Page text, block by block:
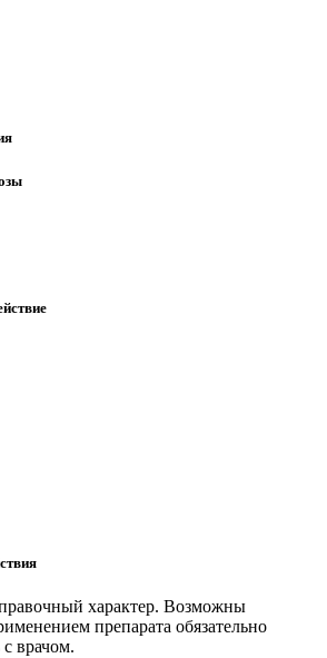
характер. Возможны
препарата обязательно
с врачом.